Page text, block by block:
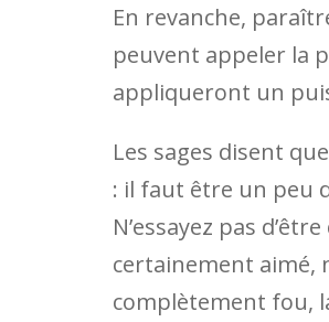
En revanche,
peuvent appeler la
appliqueront un
Les sages disent
: il faut être un peu
N’essayez pas
certainement aimé,
complètement fou,